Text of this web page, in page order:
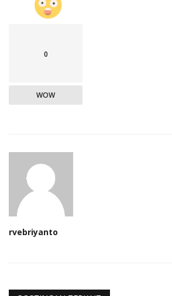
0
WOW
rvebriyanto